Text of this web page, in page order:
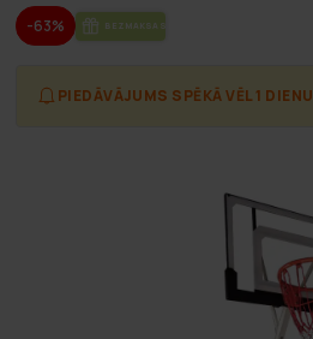
-63% BEZ­MAK­SAS PIE­GĀ­DE
PIEDĀVĀJUMS SPĒKĀ VĒL 1 DIENU